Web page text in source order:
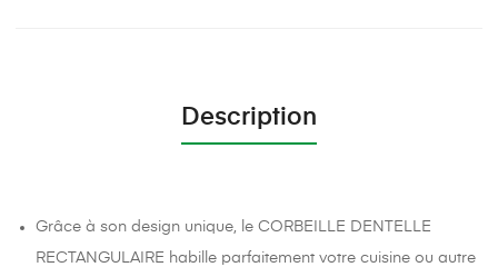
Description
Grâce à son design unique, le CORBEILLE DENTELLE
RECTANGULAIRE habille parfaitement votre cuisine ou autre